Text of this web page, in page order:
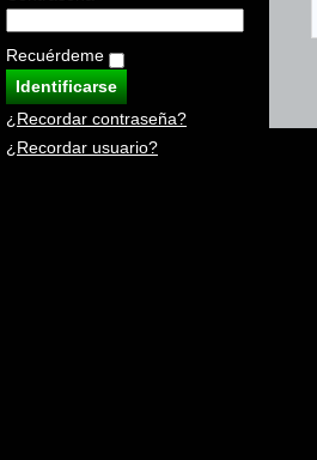
Recuérdeme
¿Recordar contraseña?
¿Recordar usuario?